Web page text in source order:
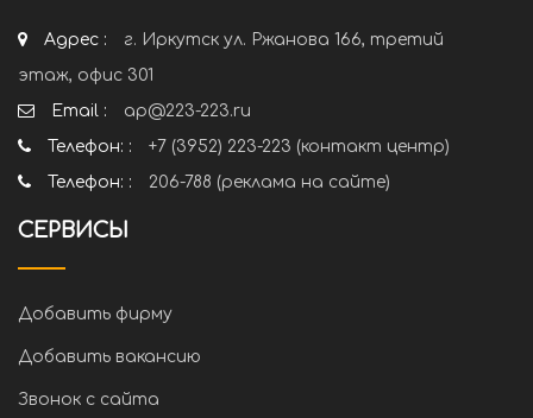
Адрес :
г. Иркутск ул. Ржанова 166, третий
этаж, офис 301
Email :
ap@223-223.ru
Телефон: :
+7 (3952) 223-223 (контакт центр)
Телефон: :
206-788 (реклама на сайте)
СЕРВИСЫ
Добавить фирму
Добавить вакансию
Звонок с сайта